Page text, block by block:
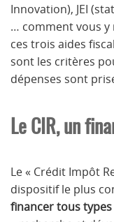
Innovation), JEI
… comment vous
ces trois aides
sont les critères
dépenses sont
Le CIR, un
Le « Crédit Impôt
dispositif le plus
financer tous